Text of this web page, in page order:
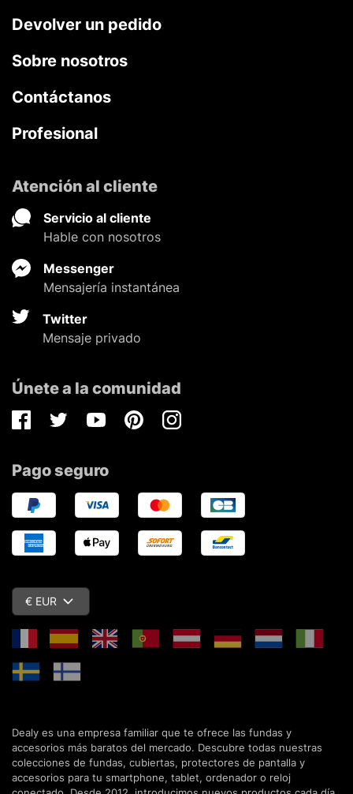
Devolver un pedido
Sobre nosotros
Contáctanos
Profesional
Atención al cliente
Servicio al cliente
Hable con nosotros
Messenger
Mensajería instantánea
Twitter
Mensaje privado
Únete a la comunidad
FacebookTwitterYoutubePinterestInstagram
Pago seguro
€ EUR
Dealy es una empresa familiar que te ofrece las fundas y
accesorios más baratos del mercado. Descubre todas nuestras
colecciones de fundas, cubiertas, protectores de pantalla y
accesorios para tu smartphone, tablet, ordenador o reloj